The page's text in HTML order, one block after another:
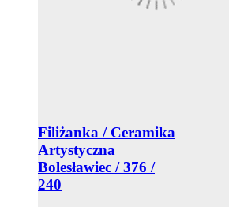
Filiżanka / Ceramika
Artystyczna
Bolesławiec / 376 /
240